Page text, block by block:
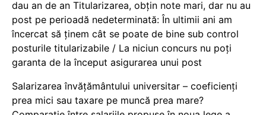
dau an de an Titularizarea, obțin note mari, dar nu au
post pe perioadă nedeterminată: În ultimii ani am
încercat să ținem cât se poate de bine sub control
posturile titularizabile / La niciun concurs nu poți
garanta de la început asigurarea unui post
Salarizarea învățământului universitar – coeficienți
prea mici sau taxare pe muncă prea mare?